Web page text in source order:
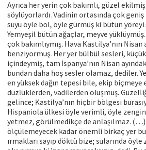
Ayrıca her yerin çok bakımlı, güzel
söylüyorlardı. Vadinin ortasında çok geniş
suyu öyle bol, öyle gürmüş ki bütün
Yemyeşil bütün ağaçlar, meyve
çok bakımlıymış. Hava Kastilya’nın Nisan
benziyormuş. Her yer bülbül sesleri,
içindeymiş, tam İspanya’nın Nisan
bundan daha hoş sesler olamaz, dediler.
en yüksek dağın tepesi bile, ekip biçmeye
düzlüklerden, vadilerden oluşmuş.
gelince; Kastilya’nın hiçbir bölgesi
Hispaniola ülkesi öyle verimli, öyle
yetmez, görülmedikçe de anlaşılmaz. (…)
ölçülemeyecek kadar önemli birkaç yer
ırmakları sayıp döktü bize; sularında